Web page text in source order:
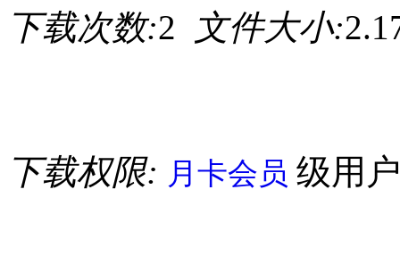
下载次数:2 文件大小:
下载权限: 月卡会员 级用